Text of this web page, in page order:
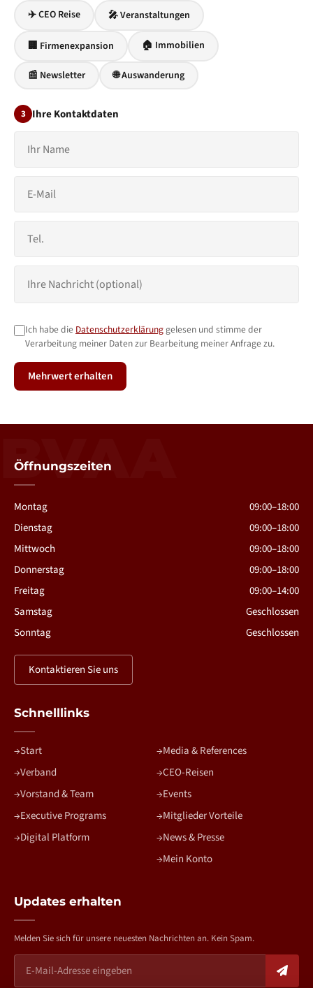
✈️ CEO Reise 🎤 Veranstaltungen
🏢 Firmenexpansion 🏠 Immobilien
📰 Newsletter 🌐 Auswanderung
3 Ihre Kontaktdaten
Ich habe die Datenschutzerklärung gelesen und stimme der
Verarbeitung meiner Daten zur Bearbeitung meiner Anfrage zu.
Mehrwert erhalten
BVAA
Öffnungszeiten
Montag
09:00–18:00
Dienstag
09:00–18:00
Mittwoch
09:00–18:00
Donnerstag
09:00–18:00
Freitag
09:00–14:00
Samstag
Geschlossen
Sonntag
Geschlossen
Kontaktieren Sie uns
Schnelllinks
Start
Verband
Vorstand & Team
Executive Programs
Digital Platform
Media & References
CEO-Reisen
Events
Mitglieder Vorteile
News & Presse
Mein Konto
Updates erhalten
Melden Sie sich für unsere neuesten Nachrichten an. Kein Spam.